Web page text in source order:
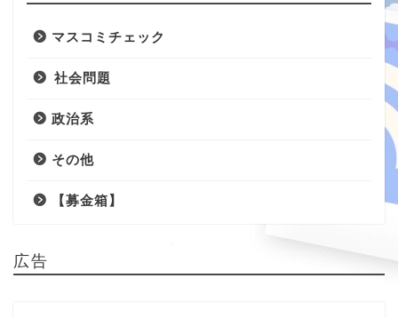
マスコミチェック
社会問題
政治系
その他
【募金箱】
広告